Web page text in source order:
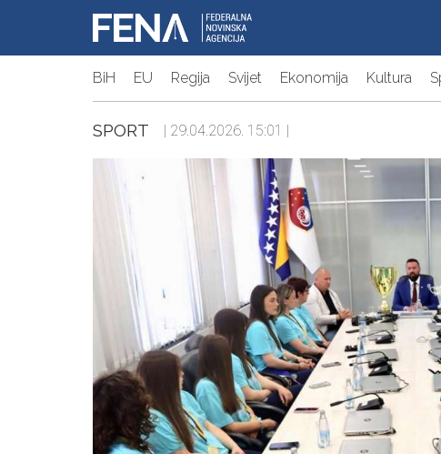
BiH EU Regija Svijet Ekonomija Kultura
SPORT | 29.04.2026. 15:01 |